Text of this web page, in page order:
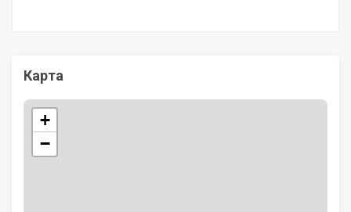
Карта
+
−